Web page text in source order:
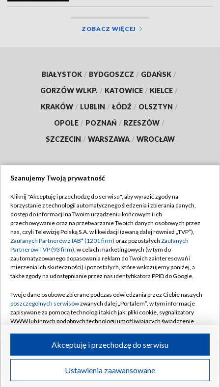
ZOBACZ WIĘCEJ
BIAŁYSTOK / BYDGOSZCZ / GDAŃSK /
GORZÓW WLKP. / KATOWICE / KIELCE /
KRAKÓW / LUBLIN / ŁÓDŹ / OLSZTYN /
OPOLE / POZNAŃ / RZESZÓW /
SZCZECIN / WARSZAWA / WROCŁAW
TVP
Abonament TVP
Emisja w TVP
Centrum informacji TVP
Naziemna Telewizja Cyfrowa
Rada Programowa
System NOS
Informacje o nadawcy
Program dla prasy
Ogłoszenie przetargowe
Regulamin TVP
Polityka prywatności
Moje zgody
Pomoc
Kontakt
Kanały
©2026 Telewizja Polska S.A. w likwidacji
Szanujemy Twoją prywatność
Kliknij "Akceptuję i przechodzę do serwisu", aby wyrazić zgody na
korzystanie z technologii automatycznego śledzenia i zbierania danych,
dostęp do informacji na Twoim urządzeniu końcowym i ich
przechowywanie oraz na przetwarzanie Twoich danych osobowych przez
nas, czyli Telewizję Polską S.A. w likwidacji (zwaną dalej również „TVP”),
Zaufanych Partnerów z IAB* (1201 firm) oraz pozostałych Zaufanych
Partnerów TVP (93 firm), w celach marketingowych (w tym do
zautomatyzowanego dopasowania reklam do Twoich zainteresowań i
mierzenia ich skuteczności) i pozostałych, które wskazujemy poniżej, a
także zgody na udostępnianie przez nas identyfikatora PPID do Google.
Twoje dane osobowe zbierane podczas odwiedzania przez Ciebie naszych
poszczególnych serwisówzwanych dalej „Portalem”, w tym informacje
zapisywane za pomocą technologii takich jak: pliki cookie, sygnalizatory
WWW lub innych podobnych technologii umożliwiających świadczenie
ruchu w Internecie.
Twoje dane osobowe zbierane podczas odwiedzania przez Ciebie
poszczególnych serwisówna Portalu, takie jak adresy IP, identyfikatory
Ustawienia zaawansowane
Akceptuję i przechodzę do serwisu